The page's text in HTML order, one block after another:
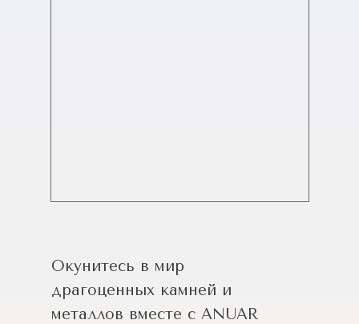
Окунитесь в мир
драгоценных камней и
металлов вместе с ANUAR